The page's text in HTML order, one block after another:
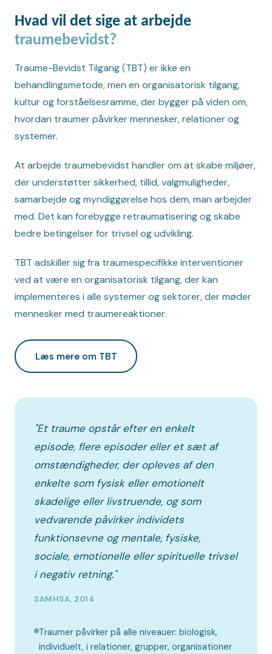
Hvad vil det sige at arbejde
traumebevidst?
Traume-Bevidst Tilgang (TBT) er ikke en
behandlingsmetode, men en organisatorisk tilgang,
kultur og forståelsesramme, der bygger på viden om,
hvordan traumer påvirker mennesker, relationer og
systemer.
At arbejde traumebevidst handler om at skabe miljøer,
der understøtter sikkerhed, tillid, valgmuligheder,
samarbejde og myndiggørelse hos dem, man arbejder
med. Det kan forebygge retraumatisering og skabe
bedre betingelser for trivsel og udvikling.
TBT adskiller sig fra traumespecifikke interventioner
ved at være en organisatorisk tilgang, der kan
implementeres i alle systemer og sektorer, der møder
mennesker med traumereaktioner.
Læs mere om TBT
"Et traume opstår efter en enkelt
episode, flere episoder eller et sæt af
omstændigheder, der opleves af den
enkelte som fysisk eller emotionelt
skadelige eller livstruende, og som
vedvarende påvirker individets
funktionsevne og mentale, fysiske,
sociale, emotionelle eller spirituelle trivsel
i negativ retning."
SAMHSA, 2014
Traumer påvirker på alle niveauer: biologisk,
individuelt, i relationer, grupper, organisationer